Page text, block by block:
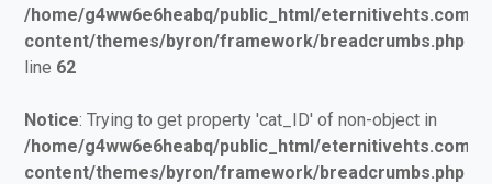
/home/g4ww6e6heabq/public_html/eternitivehts.com/
content/themes/byron/framework/breadcrumbs.php
line 62
Notice: Trying to get property 'cat_ID' of non-object in
/home/g4ww6e6heabq/public_html/eternitivehts.com/
content/themes/byron/framework/breadcrumbs.php